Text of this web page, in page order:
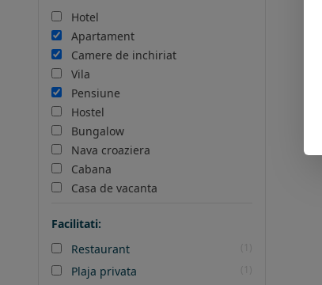
Hotel
Apartament
Camere de inchiriat
Vila
Pensiune
Hostel
Bungalow
Nava croaziera
Cabana
Casa de vacanta
Facilitati:
Restaurant
Plaja privata